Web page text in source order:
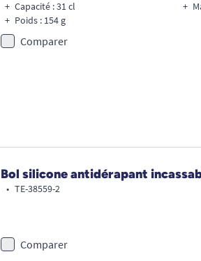
Capacité : 31 cl
Poids : 154 g
Comparer
Bol silicone antidérapant
• TE-38559-2
Comparer